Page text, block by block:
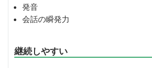
発音
会話の瞬発力
継続しやすい